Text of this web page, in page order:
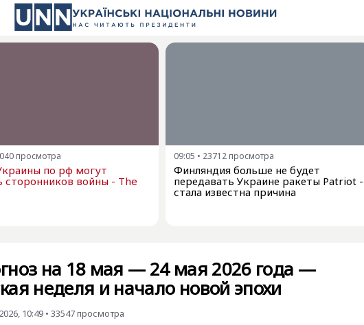
просмотра
по рф могут
сторонников войны - The
09:05 • 23712 просмотра
Финляндия больше не будет
передавать Украине ракеты Patriot -
стала известна причина
на 18 мая — 24 мая 2026 года —
неделя и начало новой эпохи
10:49 • 33547просмотра